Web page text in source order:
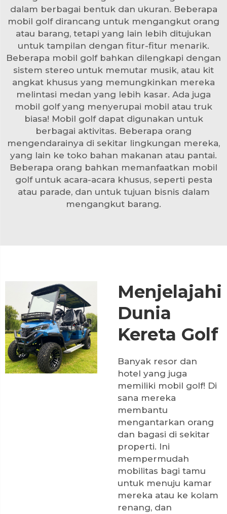
dalam berbagai bentuk dan ukuran. Beberapa
mobil golf dirancang untuk mengangkut orang
atau barang, tetapi yang lain lebih ditujukan
untuk tampilan dengan fitur-fitur menarik.
Beberapa mobil golf bahkan dilengkapi dengan
sistem stereo untuk memutar musik, atau kit
angkat khusus yang memungkinkan mereka
melintasi medan yang lebih kasar. Ada juga
mobil golf yang menyerupai mobil atau truk
biasa! Mobil golf dapat digunakan untuk
berbagai aktivitas. Beberapa orang
mengendarainya di sekitar lingkungan mereka,
yang lain ke toko bahan makanan atau pantai.
Beberapa orang bahkan memanfaatkan mobil
golf untuk acara-acara khusus, seperti pesta
atau parade, dan untuk tujuan bisnis dalam
mengangkut barang.
Menjelajahi
Dunia
Kereta Golf
Banyak resor dan
hotel yang juga
memiliki mobil golf! Di
sana mereka
membantu
mengantarkan orang
dan bagasi di sekitar
properti. Ini
mempermudah
mobilitas bagi tamu
untuk menuju kamar
mereka atau ke kolam
renang, dan